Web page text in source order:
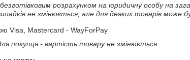
розрахунком на юридичну особу на
не змінюється, але для деяких товарів
Visa, Mastercard - WayForPay
для покупця - вартість товару не змінюється.